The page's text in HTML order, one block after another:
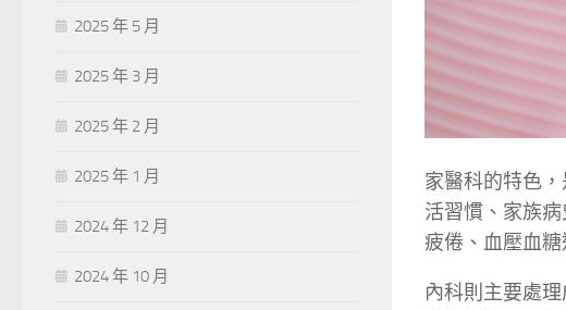
家醫科的特色
活習慣、家族
疲倦、血壓血
內科則主要處
2025 年 5 月
2025 年 3 月
2025 年 2 月
2025 年 1 月
2024 年 12 月
2024 年 10 月